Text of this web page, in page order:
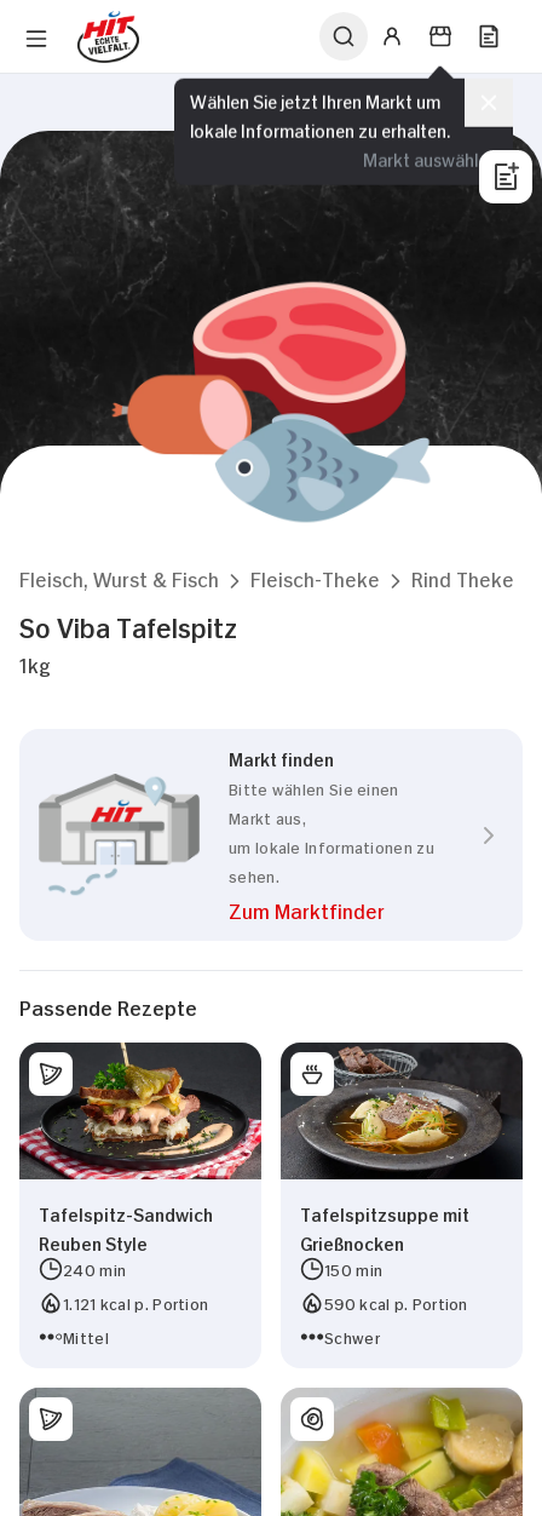
Wählen Sie jetzt Ihren Markt um
lokale Informationen zu erhalten.
Markt auswählen
Fleisch, Wurst & Fisch Fleisch-Theke Rind Theke
So Viba Tafelspitz
1kg
Markt finden
Bitte wählen Sie einen
Markt aus,
um lokale Informationen zu
sehen.
Zum Marktfinder
Passende Rezepte
Tafelspitz-Sandwich
Reuben Style
240 min
1.121 kcal p. Portion
Mittel
Tafelspitzsuppe mit
Grießnocken
150 min
590 kcal p. Portion
Schwer